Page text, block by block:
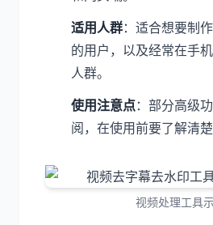
适用人群：适合想要制
的用户，以及经常在手
人群。
使用注意点：部分高级
阅，在使用前要了解清楚
视频处理工具